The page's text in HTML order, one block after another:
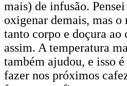
mais) de infusão.
oxigenar demais, mas o
tanto corpo e doçura ao
assim. A temperatura
também ajudou, e isso
fazer nos próximos